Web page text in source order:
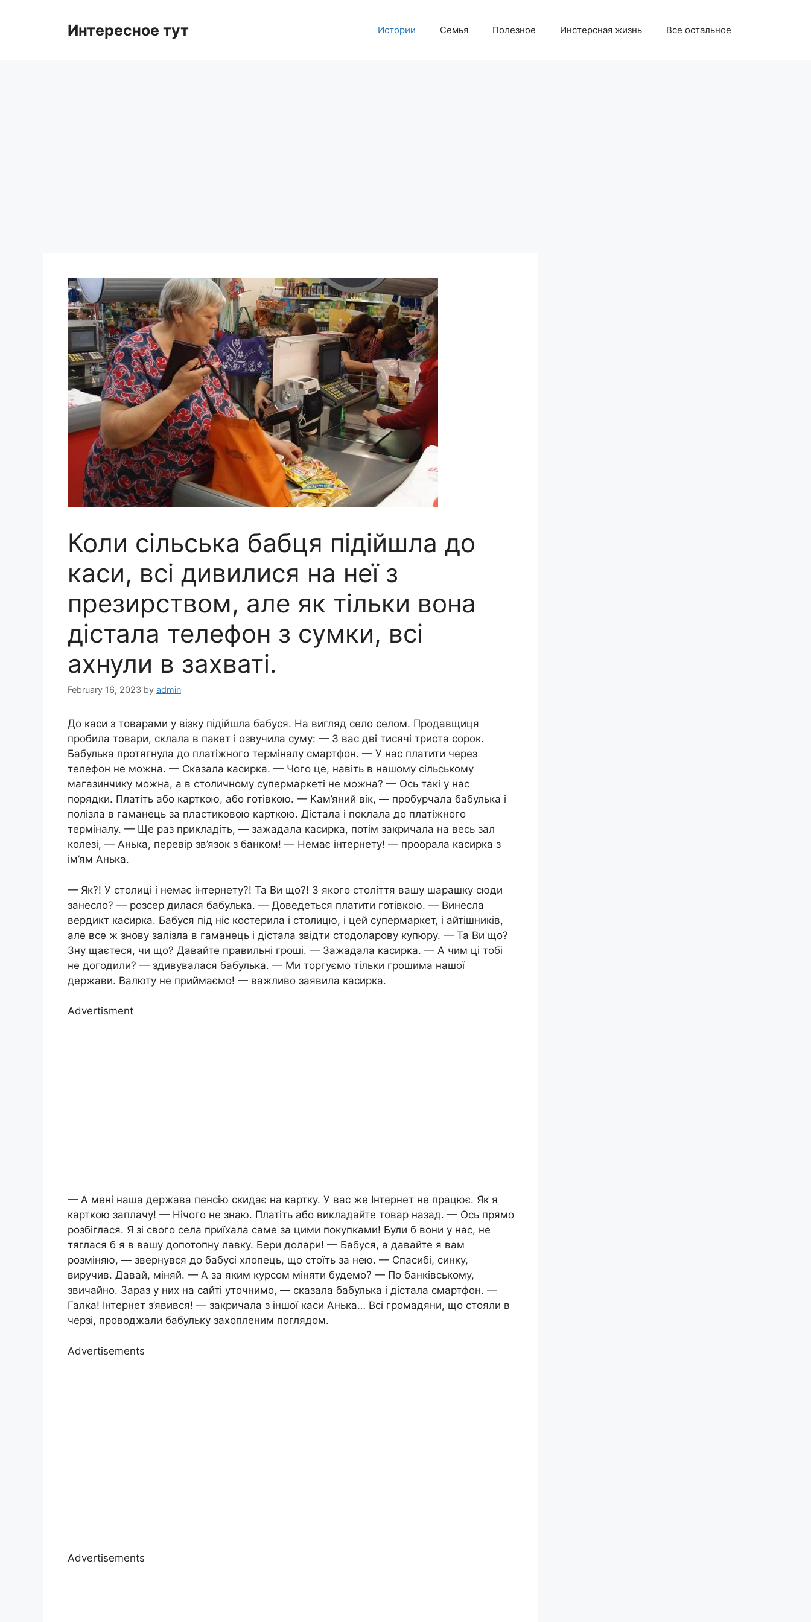
Интересное тут Истории Семья Полезное Инстерсная жизнь Все остальное
Коли сільська бабця підійшла до
каси, всі дивилися на неї з
презирством, але як тільки вона
дістала телефон з сумки, всі
ахнули в захваті.
February 16, 2023 by admin
До каси з товарами у візку підійшла бабуся. На вигляд село селом. Продавщиця
пробила товари, склала в пакет і озвучила суму: — З вас дві тисячі триста сорок.
Бабулька протягнула до платіжного терміналу смартфон. — У нас платити через
телефон не можна. — Сказала касирка. — Чого це, навіть в нашому сільському
магазинчику можна, а в столичному супермаркеті не можна? — Ось такі у нас
порядки. Платіть або карткою, або готівкою. — Кам’яний вік, — пробурчала бабулька і
полізла в гаманець за пластиковою карткою. Дістала і поклала до платіжного
терміналу. — Ще раз прикладіть, — зажадала касирка, потім закричала на весь зал
колезі, — Анька, перевір зв’язок з банком! — Немає інтернету! — проорала касирка з
ім’ям Анька.
— Як?! У столиці і немає інтернету?! Та Ви що?! З якого століття вашу шарашку сюди
занесло? — розсер дилася бабулька. — Доведеться платити готівкою. — Винесла
вердикт касирка. Бабуся під ніс костерила і столицю, і цей супермаркет, і айтішників,
але все ж знову залізла в гаманець і дістала звідти стодоларову купюру. — Та Ви що?
Зну щаєтеся, чи що? Давайте правильні гроші. — Зажадала касирка. — А чим ці тобі
не догодили? — здивувалася бабулька. — Ми торгуємо тільки грошима нашої
держави. Валюту не приймаємо! — важливо заявила касирка.
Advertisment
— А мені наша держава пенсію скидає на картку. У вас же Інтернет не працює. Як я
карткою заплачу! — Нічого не знаю. Платіть або викладайте товар назад. — Ось прямо
розбіглася. Я зі свого села приїхала саме за цими покупками! Були б вони у нас, не
тяглася б я в вашу допотопну лавку. Бери долари! — Бабуся, а давайте я вам
розміняю, — звернувся до бабусі хлопець, що стоїть за нею. — Спасибі, синку,
виручив. Давай, міняй. — А за яким курсом міняти будемо? — По банківському,
звичайно. Зараз у них на сайті уточнимо, — сказала бабулька і дістала смартфон. —
Галка! Інтернет з’явився! — закричала з іншої каси Анька… Всі громадяни, що стояли в
черзі, проводжали бабульку захопленим поглядом.
Advertisements
Advertisements